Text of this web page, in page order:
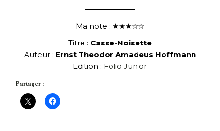
Ma note : ★★★☆☆
Titre : Casse-Noisette
Auteur : Ernst Theodor Amadeus Hoffmann
Edition : Folio Junior
Partager :